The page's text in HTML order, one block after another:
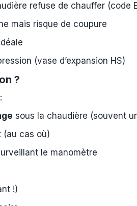
refuse de chauffer (code
mais risque de coupure
(vase d’expansion HS)
?
:
sous la chaudière (souvent
(au cas où)
le manomètre
!)